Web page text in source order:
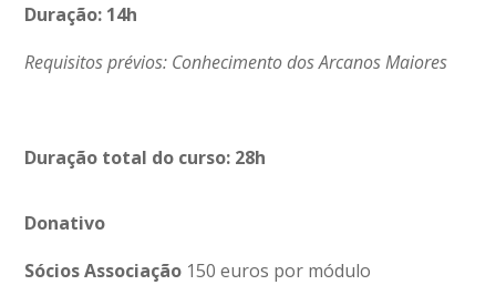
Duração: 14h
Requisitos prévios: Conhecimento dos Arcanos Maiores
Duração total do curso: 28h
Donativo
Sócios Associação 150 euros por módulo